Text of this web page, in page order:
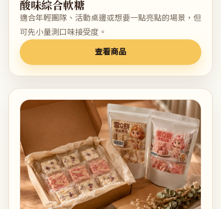
酸味綜合軟糖
適合年輕團隊、活動桌邊或想要一點亮點的場景，但
可先小量測口味接受度。
查看商品